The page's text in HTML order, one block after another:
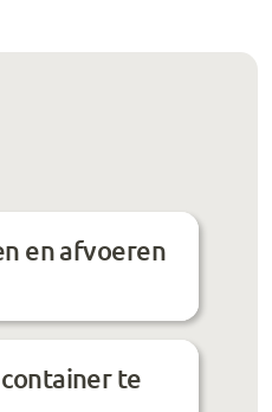
en afvoeren
te